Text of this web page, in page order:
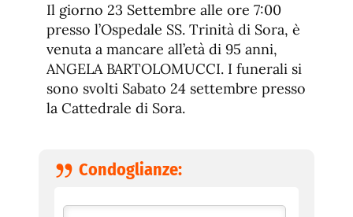
Il giorno 23 Settembre alle ore 7:00
presso l’Ospedale SS. Trinità di Sora, è
venuta a mancare all’età di 95 anni,
ANGELA BARTOLOMUCCI. I funerali si
sono svolti Sabato 24 settembre presso
la Cattedrale di Sora.
Condoglianze: